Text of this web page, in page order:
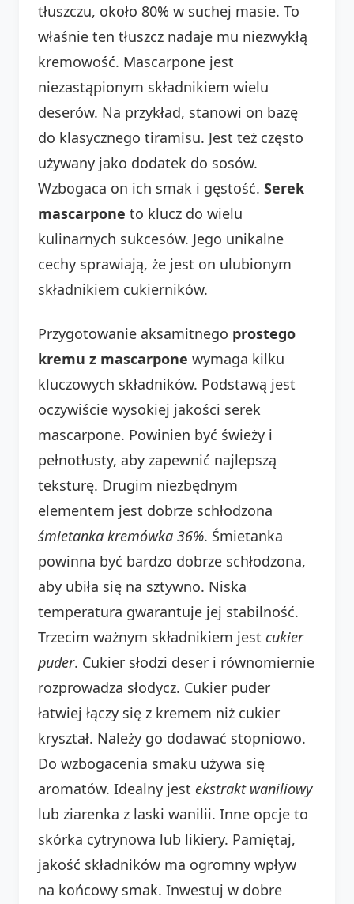
tłuszczu, około 80% w suchej masie. To
właśnie ten tłuszcz nadaje mu niezwykłą
kremowość. Mascarpone jest
niezastąpionym składnikiem wielu
deserów. Na przykład, stanowi on bazę
do klasycznego tiramisu. Jest też często
używany jako dodatek do sosów.
Wzbogaca on ich smak i gęstość. Serek
mascarpone to klucz do wielu
kulinarnych sukcesów. Jego unikalne
cechy sprawiają, że jest on ulubionym
składnikiem cukierników.
Przygotowanie aksamitnego prostego
kremu z mascarpone wymaga kilku
kluczowych składników. Podstawą jest
oczywiście wysokiej jakości serek
mascarpone. Powinien być świeży i
pełnotłusty, aby zapewnić najlepszą
teksturę. Drugim niezbędnym
elementem jest dobrze schłodzona
śmietanka kremówka 36%. Śmietanka
powinna być bardzo dobrze schłodzona,
aby ubiła się na sztywno. Niska
temperatura gwarantuje jej stabilność.
Trzecim ważnym składnikiem jest cukier
puder. Cukier słodzi deser i równomiernie
rozprowadza słodycz. Cukier puder
łatwiej łączy się z kremem niż cukier
kryształ. Należy go dodawać stopniowo.
Do wzbogacenia smaku używa się
aromatów. Idealny jest ekstrakt waniliowy
lub ziarenka z laski wanilii. Inne opcje to
skórka cytrynowa lub likiery. Pamiętaj,
jakość składników ma ogromny wpływ
na końcowy smak. Inwestuj w dobre